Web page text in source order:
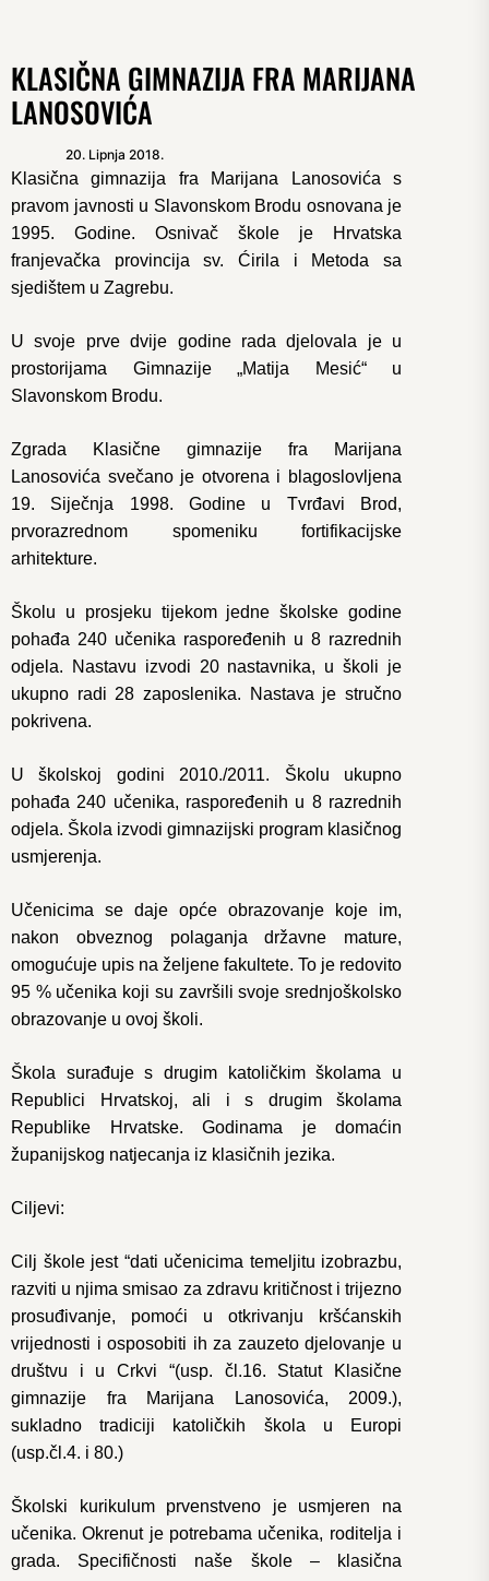
KLASIČNA GIMNAZIJA FRA MARIJANA
LANOSOVIĆA
20. Lipnja 2018.
Klasična gimnazija fra Marijana Lanosovića s
pravom javnosti u Slavonskom Brodu osnovana je
1995. Godine. Osnivač škole je Hrvatska
franjevačka provincija sv. Ćirila i Metoda sa
sjedištem u Zagrebu.
U svoje prve dvije godine rada djelovala je u
prostorijama Gimnazije „Matija Mesić“ u
Slavonskom Brodu.
Zgrada Klasične gimnazije fra Marijana
Lanosovića svečano je otvorena i blagoslovljena
19. Siječnja 1998. Godine u Tvrđavi Brod,
prvorazrednom spomeniku fortifikacijske
arhitekture.
Školu u prosjeku tijekom jedne školske godine
pohađa 240 učenika raspoređenih u 8 razrednih
odjela. Nastavu izvodi 20 nastavnika, u školi je
ukupno radi 28 zaposlenika. Nastava je stručno
pokrivena.
U školskoj godini 2010./2011. Školu ukupno
pohađa 240 učenika, raspoređenih u 8 razrednih
odjela. Škola izvodi gimnazijski program klasičnog
usmjerenja.
Učenicima se daje opće obrazovanje koje im,
nakon obveznog polaganja državne mature,
omogućuje upis na željene fakultete. To je redovito
95 % učenika koji su završili svoje srednjoškolsko
obrazovanje u ovoj školi.
Škola surađuje s drugim katoličkim školama u
Republici Hrvatskoj, ali i s drugim školama
Republike Hrvatske. Godinama je domaćin
županijskog natjecanja iz klasičnih jezika.
Ciljevi:
Cilj škole jest “dati učenicima temeljitu izobrazbu,
razviti u njima smisao za zdravu kritičnost i trijezno
prosuđivanje, pomoći u otkrivanju kršćanskih
vrijednosti i osposobiti ih za zauzeto djelovanje u
društvu i u Crkvi “(usp. čl.16. Statut Klasične
gimnazije fra Marijana Lanosovića, 2009.),
sukladno tradiciji katoličkih škola u Europi
(usp.čl.4. i 80.)
Školski kurikulum prvenstveno je usmjeren na
učenika. Okrenut je potrebama učenika, roditelja i
grada. Specifičnosti naše škole – klasična